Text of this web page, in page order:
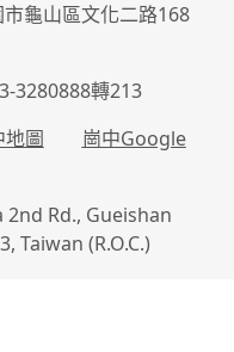
山區文化二路168
3280888轉213
地圖
崗中Google
Rd., Gueishan
Taiwan (R.O.C.)